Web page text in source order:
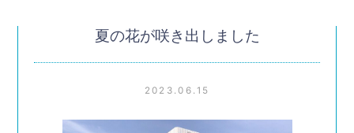
夏の花が咲き出しました
2023.06.15